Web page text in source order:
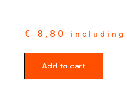
€ 8,80 including
Add to cart